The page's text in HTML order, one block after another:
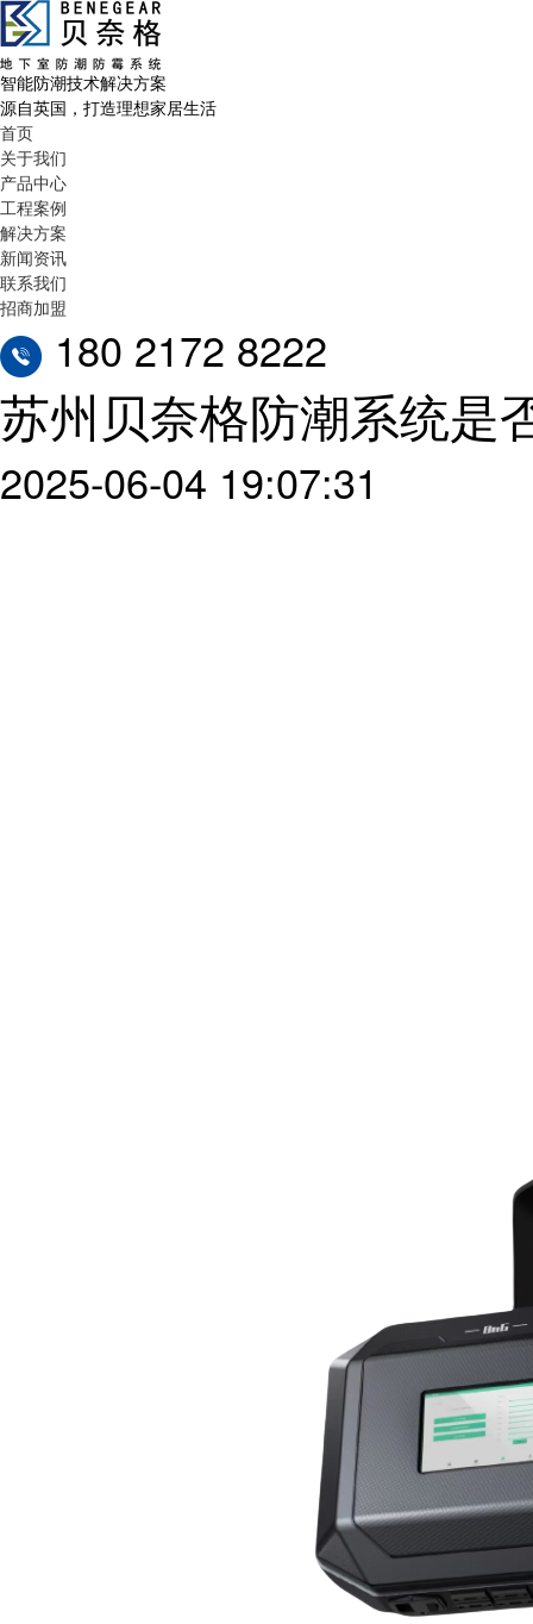
智能防潮技术解决方案
源自英国，打造理想家居生活
首页
关于我们
产品中心
工程案例
解决方案
新闻资讯
联系我们
招商加盟
180 2172 8222
苏州贝奈格防潮系统是
2025-06-04 19:07:31